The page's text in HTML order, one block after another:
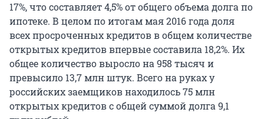
17%, что составляет 4,5% от общего объема долга по
ипотеке. В целом по итогам мая 2016 года доля
всех просроченных кредитов в общем количестве
открытых кредитов впервые составила 18,2%. Их
общее количество выросло на 958 тысяч и
превысило 13,7 млн штук. Всего на руках у
российских заемщиков находилось 75 млн
открытых кредитов с общей суммой долга 9,1